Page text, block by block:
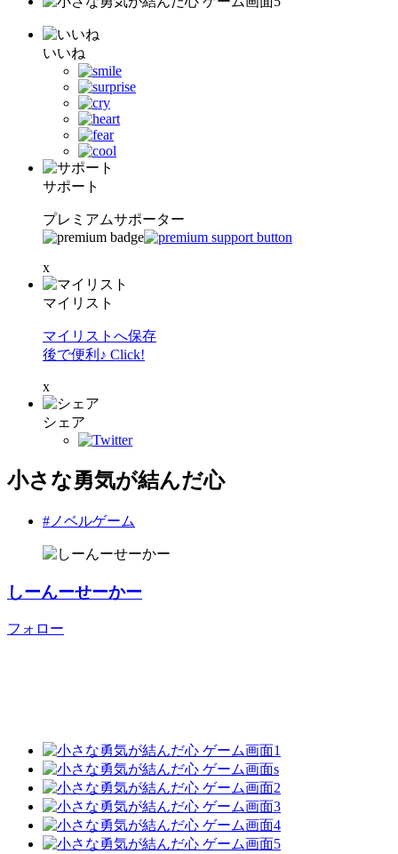
いいね
サポート
プレミアムサポーター
x
マイリスト
マイリストへ保存
後で便利♪ Click!
x
シェア
小さな勇気が結んだ心
#ノベルゲーム
しーんーせーかー
フォロー